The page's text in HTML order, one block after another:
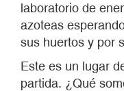
laboratorio de
azoteas
sus huertos y por
Este es un lugar
partida. ¿Qué